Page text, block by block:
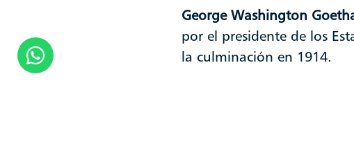
George Washington
por el presidente de los
la culminación en 1914.